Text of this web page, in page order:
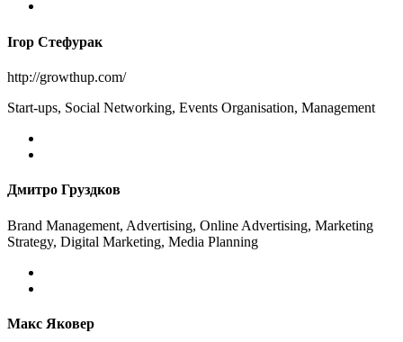
Ігор Стефурак
http://growthup.com/
Start-ups, Social Networking, Events Organisation, Management
Дмитро Груздков
Brand Management, Advertising, Online Advertising, Marketing
Strategy, Digital Marketing, Media Planning
Макс Яковер